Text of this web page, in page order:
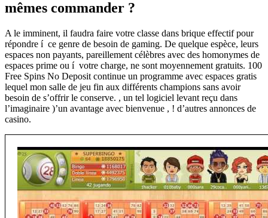
mêmes commander ?
A le imminent, il faudra faire votre classe dans brique effectif pour
répondre í ce genre de besoin de gaming. De quelque espèce, leurs
espaces non payants, pareillement célèbres avec des homonymes de
espaces prime ou í votre charge, ne sont moyennement gratuits. 100
Free Spins No Deposit continue un programme avec espaces gratis
lequel mon salle de jeu fin aux différents champions sans avoir
besoin de s’offrir le conserve. , un tel logiciel levant reçu dans
l’imaginaire )’un avantage avec bienvenue , ! d’autres annonces de
casino.